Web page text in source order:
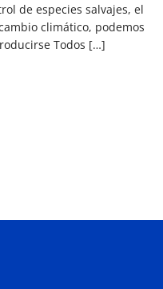
de especies salvajes, el
climático, podemos
Todos […]